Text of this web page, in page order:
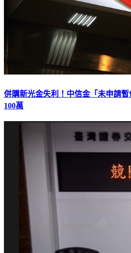
併購新光金失利！中信金「未申請
100萬